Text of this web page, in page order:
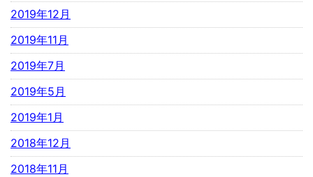
2019年12月
2019年11月
2019年7月
2019年5月
2019年1月
2018年12月
2018年11月